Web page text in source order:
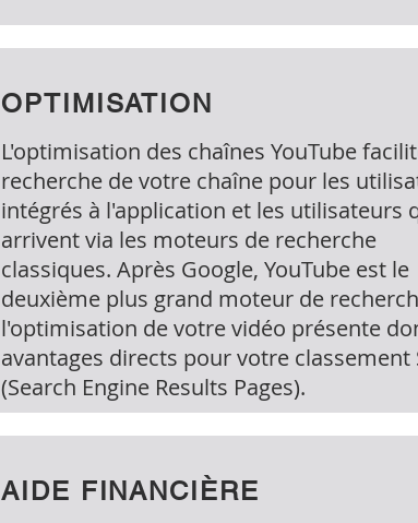
OPTIMISATION
L'optimisation des chaînes YouTube
recherche de votre chaîne pour les
intégrés à l'application et les utilisateurs
arrivent via les moteurs de recherche
classiques. Après Google, YouTube est le
deuxième plus grand moteur de
l'optimisation de votre vidéo présente
avantages directs pour votre classement
(Search Engine Results Pages).
AIDE FINANCIÈRE